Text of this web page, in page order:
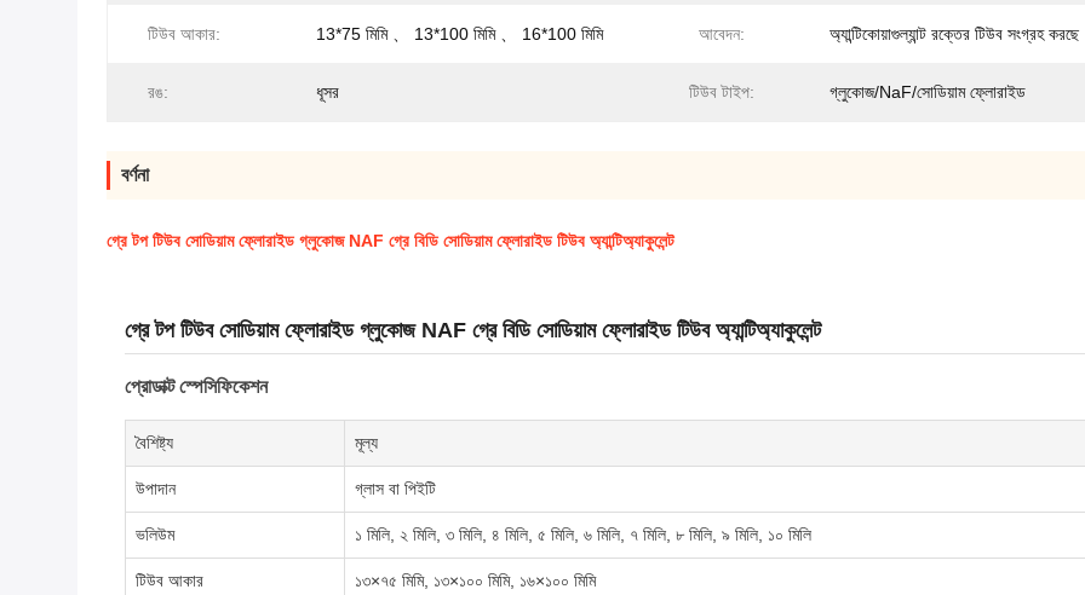
টিউব আকার: 13*75 মিমি 、 13*100 মিমি 、 16*100 মিমি আবেদন: অ্যান্টিকোয়াগুল্যান্ট রক্তের টিউব সংগ্রহ করছে
রঙ: ধূসর টিউব টাইপ: গ্লুকোজ/NaF/সোডিয়াম ফ্লোরাইড
বর্ণনা
গ্রে টপ টিউব সোডিয়াম ফ্লোরাইড গ্লুকোজ NAF গ্রে বিডি সোডিয়াম ফ্লোরাইড টিউব অ্যান্টিঅ্যাকুলেন্ট
গ্রে টপ টিউব সোডিয়াম ফ্লোরাইড গ্লুকোজ NAF গ্রে বিডি সোডিয়াম ফ্লোরাইড টিউব অ্যান্টিঅ্যাকুলেন্ট
প্রোডাক্ট স্পেসিফিকেশন
বৈশিষ্ট্য মূল্য
উপাদান গ্লাস বা পিইটি
ভলিউম ১ মিলি, ২ মিলি, ৩ মিলি, ৪ মিলি, ৫ মিলি, ৬ মিলি, ৭ মিলি, ৮ মিলি, ৯ মিলি, ১০ মিলি
টিউব আকার ১৩×৭৫ মিমি, ১৩×১০০ মিমি, ১৬×১০০ মিমি